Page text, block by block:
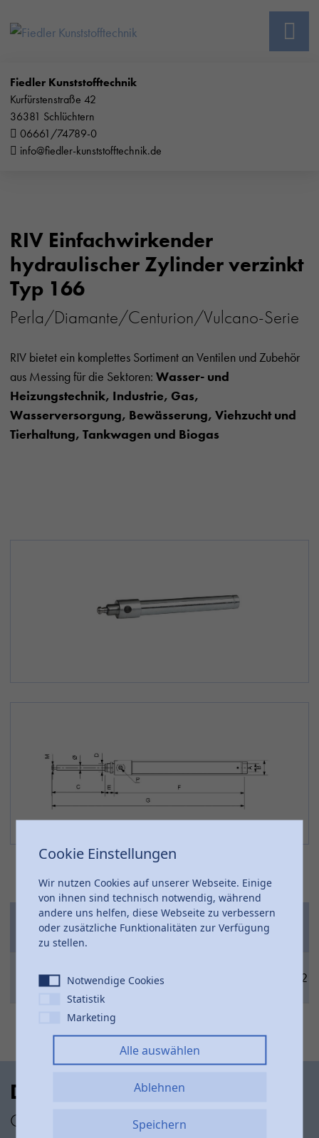
Fiedler Kunststofftechnik
Kurfürstenstraße 42
36381 Schlüchtern
06661/74789-0
info@fiedler-kunststofftechnik.de
RIV Einfachwirkender
hydraulischer Zylinder verzinkt
Typ 166
Perla/Diamante/Centurion/Vulcano-Serie
RIV bietet ein komplettes Sortiment an Ventilen und Zubehör
aus Messing für die Sektoren: Wasser- und
Heizungstechnik, Industrie, Gas,
Wasserversorgung, Bewässerung, Viehzucht und
Tierhaltung, Tankwagen und Biogas
Artikel-
Nr.
D Ø P
0166480
6" 16 M30x2
Das RIV Produktsortiment
Geprüft und sicher
Cookie Einstellungen
Wir nutzen Cookies auf unserer Webseite. Einige
von ihnen sind technisch notwendig, während
andere uns helfen, diese Webseite zu verbessern
oder zusätzliche Funktionalitäten zur Verfügung
zu stellen.
Notwendige Cookies
Statistik
Marketing
Alle auswählen
Ablehnen
Speichern